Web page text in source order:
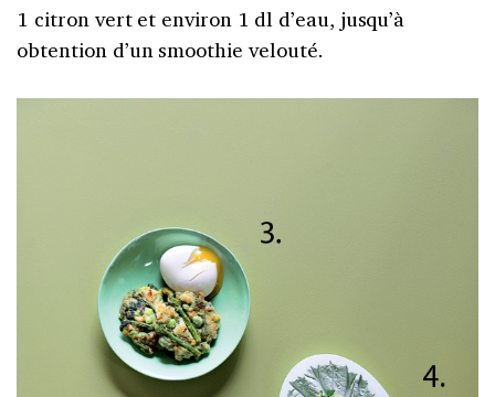
1 citron vert et environ 1 dl d’eau, jusqu’à
obtention d’un smoothie velouté.